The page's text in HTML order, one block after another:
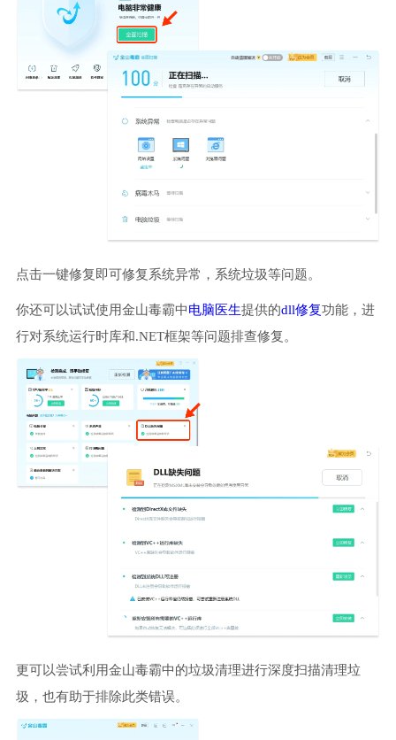
点击一键修复即可修复系统异常，系统垃圾等问题。
你还可以试试使用金山毒霸中电脑医生提供的dll修复功能，进
行对系统运行时库和.NET框架等问题排查修复。
更可以尝试利用金山毒霸中的垃圾清理进行深度扫描清理垃
圾，也有助于排除此类错误。